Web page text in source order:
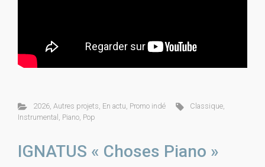
2026, Autres projets, En actu, Promo indé Classique,
Instrumental , Piano, Pop
IGNATUS « Choses Piano »